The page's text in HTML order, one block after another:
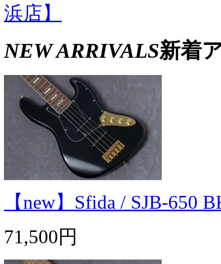
浜店】
NEW ARRIVALS新着
【new】Sfida / SJB-650
71,500円